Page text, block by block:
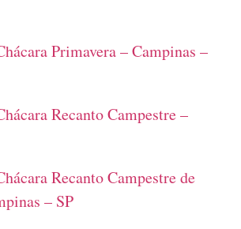
Primavera – Campinas –
Recanto Campestre –
Recanto Campestre de
– SP